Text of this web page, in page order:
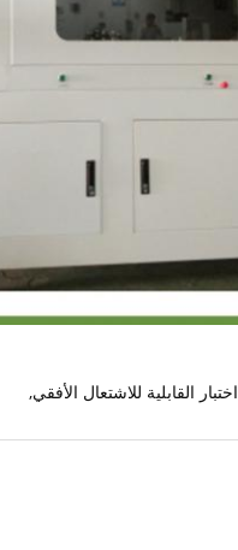
اختبار القابلية للاشتعال الأفقي,